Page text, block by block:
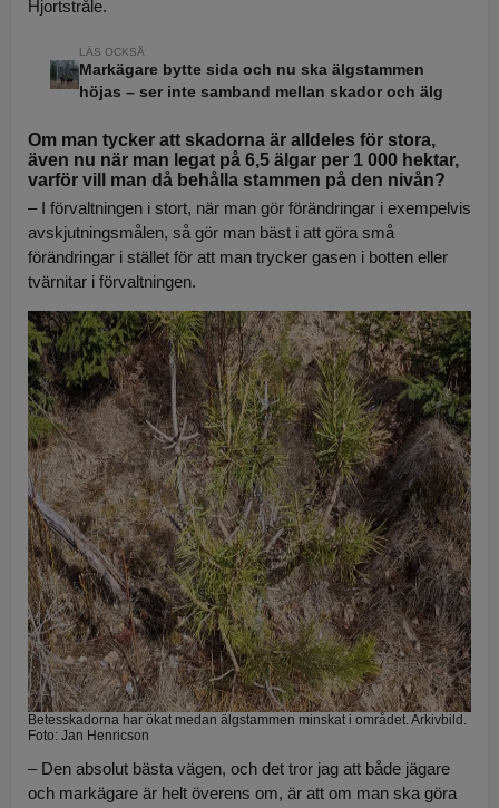
Hjortstråle.
Markägare bytte sida och nu ska älgstammen
höjas – ser inte samband mellan skador och älg
Om man tycker att skadorna är alldeles för stora,
även nu när man legat på 6,5 älgar per 1 000 hektar,
varför vill man då behålla stammen på den nivån?
– I förvaltningen i stort, när man gör förändringar i exempelvis
avskjutningsmålen, så gör man bäst i att göra små
förändringar i stället för att man trycker gasen i botten eller
tvärnitar i förvaltningen.
Betesskadorna har ökat medan älgstammen minskat i området. Arkivbild.
Foto: Jan Henricson
– Den absolut bästa vägen, och det tror jag att både jägare
och markägare är helt överens om, är att om man ska göra